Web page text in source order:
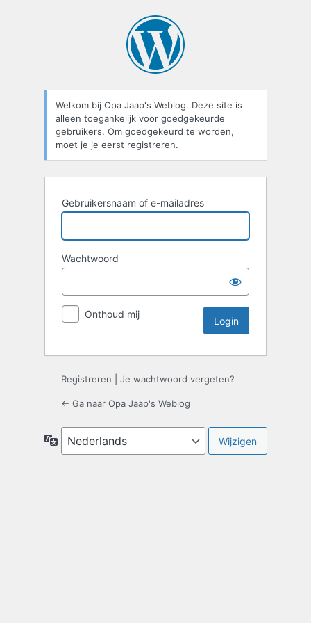
Welkom bij Opa Jaap's Weblog. Deze site is
alleen toegankelijk voor goedgekeurde
gebruikers. Om goedgekeurd te worden,
moet je je eerst registreren.
Gebruikersnaam of e-mailadres
Wachtwoord
Onthoud mij
Registreren Je wachtwoord vergeten?
← Ga naar Opa Jaap's Weblog
Taal